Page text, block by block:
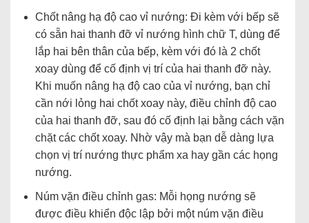
Chốt nâng hạ độ cao vỉ nướng: Đi kèm với bếp sẽ
có sẵn hai thanh đỡ vỉ nướng hình chữ T, dùng để
lắp hai bên thân của bếp, kèm với đó là 2 chốt
xoay dùng để cố định vị trí của hai thanh đỡ này.
Khi muốn nâng hạ độ cao của vỉ nướng, bạn chỉ
cần nới lỏng hai chốt xoay này, điều chỉnh độ cao
của hai thanh đỡ, sau đó cố định lại bằng cách vặn
chặt các chốt xoay. Nhờ vậy mà bạn dễ dàng lựa
chọn vị trí nướng thực phẩm xa hay gần các họng
nướng.
Núm vặn điều chỉnh gas: Mỗi họng nướng sẽ
được điều khiển độc lập bởi một núm vặn điều